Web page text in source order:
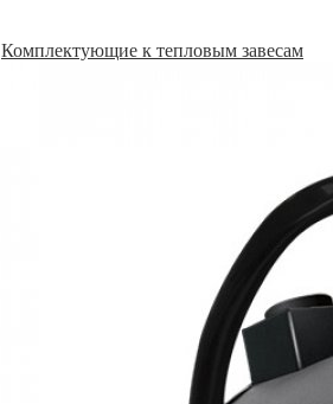
Комплектующие к тепловым завесам